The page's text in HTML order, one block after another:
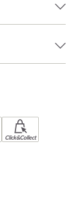
Click&Collect